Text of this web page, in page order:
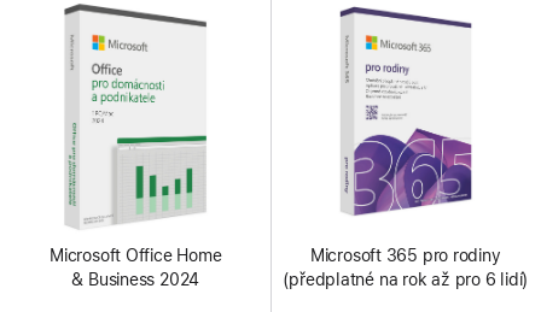
Microsoft Office Home
& Business 2024
Microsoft 365 pro rodiny
(předplatné na rok až pro 6 lidí)